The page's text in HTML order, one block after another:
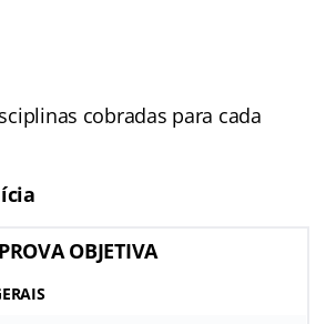
cobradas para cada
PROVA OBJETIVA